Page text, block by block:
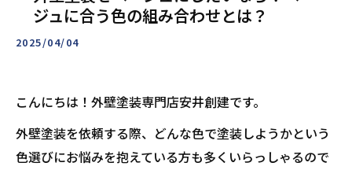
ジュに合う色の組み合わせとは？
2025/04/04
こんにちは！外壁塗装専門店安井創建です。
外壁塗装を依頼する際、どんな色で塗装しようかという
色選びにお悩みを抱えている方も多くいらっしゃるので